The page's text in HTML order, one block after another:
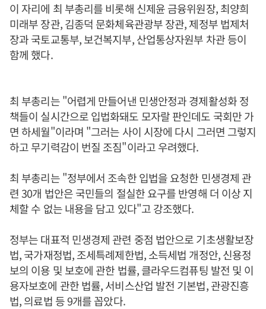
이 자리에 최 부총리를 비롯해 신제윤 금융위원장, 최양희
미래부 장관, 김종덕 문화체육관광부 장관, 제정부 법제처
장과 국토교통부, 보건복지부, 산업통상자원부 차관 등이
함께 했다.
최 부총리는 "어렵게 만들어낸 민생안정과 경제활성화 정
책들이 실시간으로 입법화돼도 모자랄 판인데도 국회만 가
면 하세월"이라며 "그러는 사이 시장에 다시 그러면 그렇지
하고 무기력감이 번질 조짐"이라고 우려했다.
최 부총리는 "정부에서 조속한 입법을 요청한 민생경제 관
련 30개 법안은 국민들의 절실한 요구를 반영해 더 이상 지
체할 수 없는 내용을 담고 있다"고 강조했다.
정부는 대표적 민생경제 관련 중점 법안으로 기초생활보장
법, 국가재정법, 조세특례제한법, 소득세법 개정안, 신용정
보의 이용 및 보호에 관한 법률, 클라우드컴퓨팅 발전 및 이
용자보호에 관한 법률, 서비스산업 발전 기본법, 관광진흥
법, 의료법 등 9개를 꼽았다.